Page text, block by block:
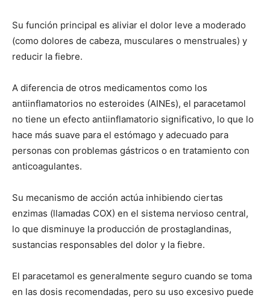
Su función principal es aliviar el dolor leve a moderado
(como dolores de cabeza, musculares o menstruales) y
reducir la fiebre.
A diferencia de otros medicamentos como los
antiinflamatorios no esteroides (AINEs), el paracetamol
no tiene un efecto antiinflamatorio significativo, lo que lo
hace más suave para el estómago y adecuado para
personas con problemas gástricos o en tratamiento con
anticoagulantes.
Su mecanismo de acción actúa inhibiendo ciertas
enzimas (llamadas COX) en el sistema nervioso central,
lo que disminuye la producción de prostaglandinas,
sustancias responsables del dolor y la fiebre.
El paracetamol es generalmente seguro cuando se toma
en las dosis recomendadas, pero su uso excesivo puede